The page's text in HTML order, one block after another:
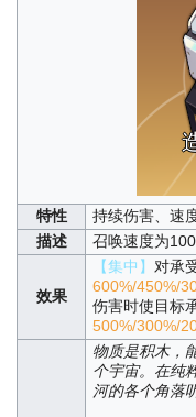
特性
持续伤害、速
描述
召唤速度为
效果
【集中】 对承
600%/450%/
伤害时使目标
500%/300%/
物质是积木，
个宇宙。在纯
河的各个角落